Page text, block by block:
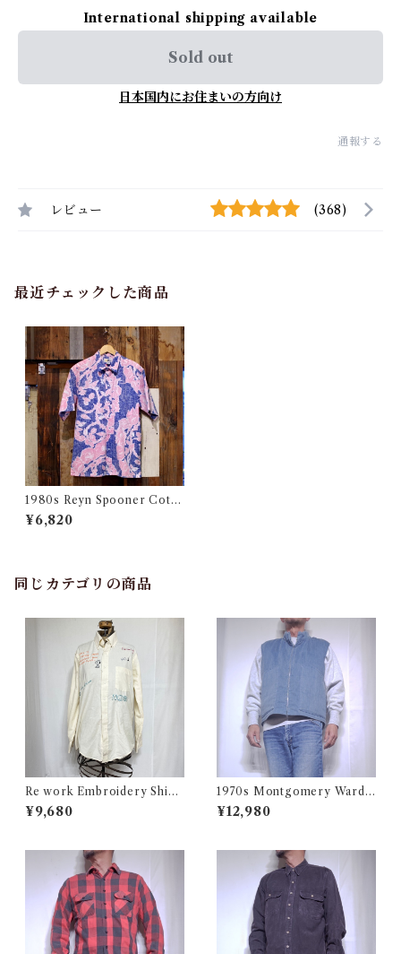
International shipping available
Sold out
日本国内にお住まいの方向け
通報する
レビュー (368)
最近チェックした商品
1980s Reyn Spooner Cotto
n Hawaiian Shirt / ラインス
プーナー コットン ハワイアン
¥6,820
同じカテゴリの商品
Re work Embroidery Shirt
/ リワーク ハンド刺繍入り シ
ャツ 古着
¥9,680
1970s Montgomery Ward
PUT TOGETHERS Nylon S
ki Vest / 70年代 モンゴメリー
¥12,980